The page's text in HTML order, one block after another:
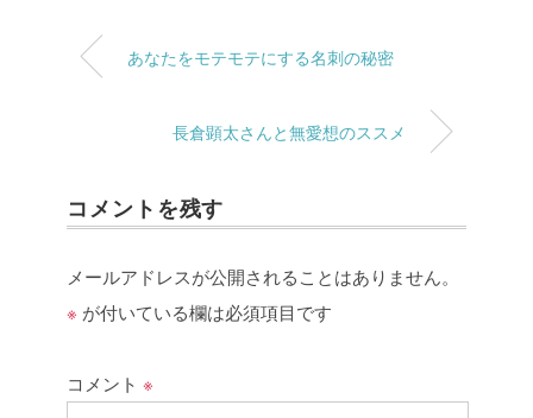
あなたをモテモテにする名刺の秘密
長倉顕太さんと無愛想のススメ
コメントを残す
メールアドレスが公開されることはありません。
※ が付いている欄は必須項目です
コメント ※